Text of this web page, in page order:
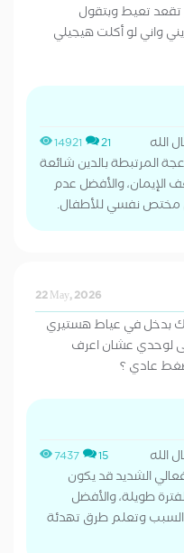
تقعد تعيط وبتقول
واني لو أكلت هيجيلي
14921 21
الله
المرتبطة بالدين شائعة
والأفضل عدم
مختص نفسي للأطفال.
22 May, 2026
بدخل في عياط هستيري
لوحدي عشان اعرف
عادي ؟
7437 15
الله
الشديد قد يكون
طويلة، والأفضل
وتعلم طرق تهدئة